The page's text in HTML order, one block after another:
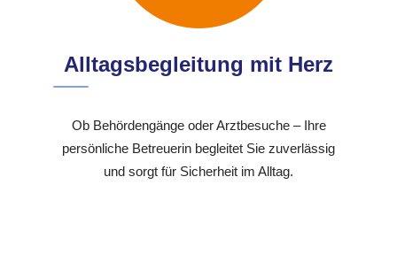
Alltagsbegleitung mit Herz
Ob Behördengänge oder Arztbesuche – Ihre
persönliche Betreuerin begleitet Sie zuverlässig
und sorgt für Sicherheit im Alltag.